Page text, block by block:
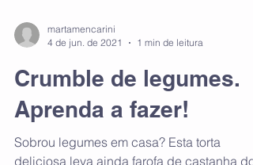
4 de jun. de 2021
1 min de leitura
Crumble de legumes.
Aprenda a fazer!